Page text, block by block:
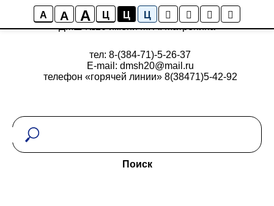
A A A Ц Ц
Ц
ДМШ №20 имени М. А. Матренина
тел: 8-(384-71)-5-26-37
E-mail: dmsh20@mail.ru
телефон «горячей линии» 8(38471)5-42-92
Поиск